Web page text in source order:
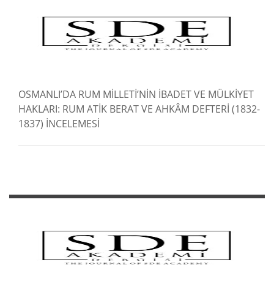
OSMANLI’DA RUM MİLLETİ’NİN İBADET VE MÜLKİYET
HAKLARI: RUM ATİK BERAT VE AHKÂM DEFTERİ (1832-
1837) İNCELEMESİ